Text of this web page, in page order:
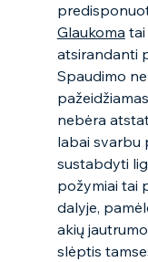
Glaukoma tai
atsirandanti
Spaudimo
nebėra
labai svarbu
sustabdyti
požymiai tai
dalyje,
akių
slėptis